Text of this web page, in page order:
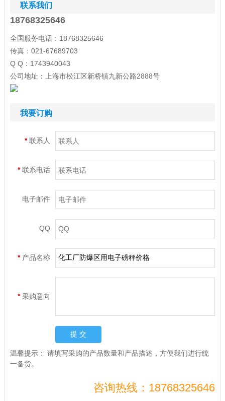
联系我们
18768325646
全国服务电话：18768325646
传真：021-67689703
Q Q：1743940043
公司地址：上海市松江区新桥镇九新公路2888号
我要订购
*联系人
*联系电话
电子邮件
QQ
* 产品名称
*采购意向
温馨提示： 请填写采购的产品数量和产品描述，方便我们进行统
一备货。
咨询热线：18768325646